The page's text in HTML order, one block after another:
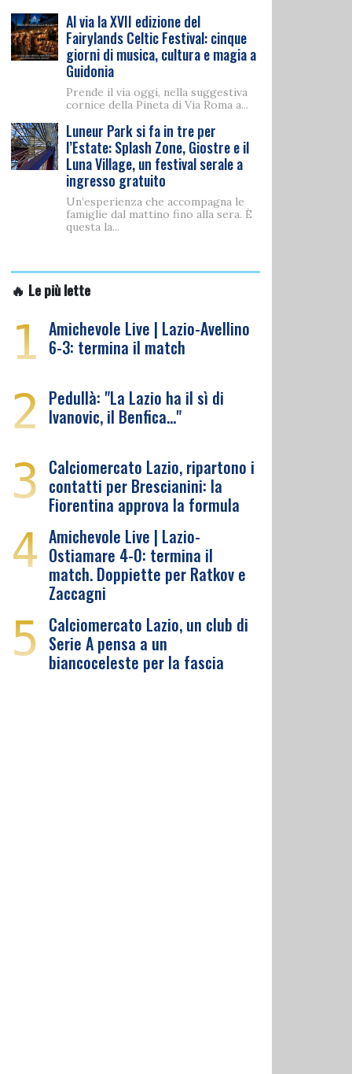
Al via la XVII edizione del
Fairylands Celtic Festival: cinque
giorni di musica, cultura e magia a
Guidonia
Prende il via oggi, nella suggestiva
cornice della Pineta di Via Roma a...
Luneur Park si fa in tre per
l’Estate: Splash Zone, Giostre e il
Luna Village, un festival serale a
ingresso gratuito
Un’esperienza che accompagna le
famiglie dal mattino fino alla sera. È
questa la...
🔥 Le più lette
1 Amichevole Live | Lazio-Avellino
6-3: termina il match
2 Pedullà: "La Lazio ha il sì di
Ivanovic, il Benfica…"
3 Calciomercato Lazio, ripartono i
contatti per Brescianini: la
Fiorentina approva la formula
4 Amichevole Live | Lazio-
Ostiamare 4-0: termina il
match. Doppiette per Ratkov e
Zaccagni
5 Calciomercato Lazio, un club di
Serie A pensa a un
biancoceleste per la fascia